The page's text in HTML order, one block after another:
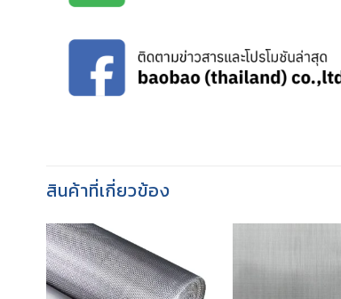
สินค้าที่เกี่ยวข้อง